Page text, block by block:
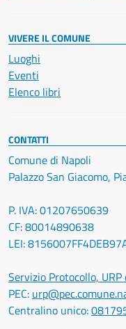
VIVERE IL COMUNE
Luoghi
Eventi
Elenco libri
CONTATTI
Comune di Napoli
Palazzo San Giacomo,
P. IVA: 01207650639
CF: 80014890638
LEI:
Servizio Protocollo,
PEC:
Centralino unico: